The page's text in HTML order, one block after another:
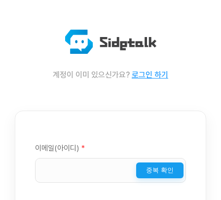
계정이 이미 있으신가요? 로그인 하기
이메일(아이디) *
중복 확인